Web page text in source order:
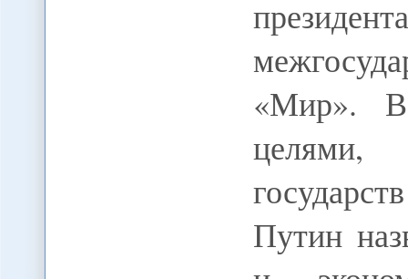
«Мир». В
целями,
Путин